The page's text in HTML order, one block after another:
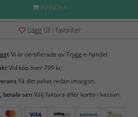
HANDLA
Lägg till i favoriter
Vi är certifierade av Trygg e-handel.
Vid köp över 799 kr.
Få ditt paket redan imorgon.
betala sen Välj faktura eller konto i kassan.